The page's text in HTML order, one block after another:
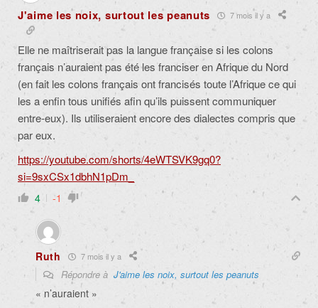
J'aime les noix, surtout les peanuts 7 mois il y a
Elle ne maîtriserait pas la langue française si les colons
français n’auraient pas été les franciser en Afrique du Nord
(en fait les colons français ont francisés toute l’Afrique ce qui
les a enfin tous unifiés afin qu’ils puissent communiquer
entre-eux). Ils utiliseraient encore des dialectes compris que
par eux.
https://youtube.com/shorts/4eWTSVK9gq0?
si=9sxCSx1dbhN1pDm_
4 -1
Ruth 7 mois il y a
Répondre à J'aime les noix, surtout les peanuts
« n’auraient »